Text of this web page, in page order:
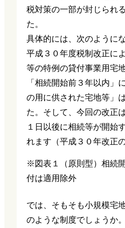
税対策の一部が封じられ
た。
具体的には、次のように
平成３０年度税制改正に
等の特例の貸付事業用宅
「相続開始前３年以内」
の用に供された宅地等」
た。そして、今回の改正
１日以後に相続等が開始
れます（平成３０年改正
※図表１（原則型）相続
付は適用除外
では、そもそも小規模宅
のような制度でしょうか。